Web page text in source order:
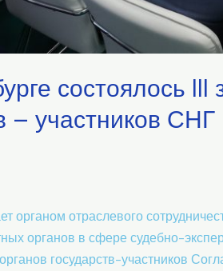
состоялось
– участников
органом отраслевого
органов в сфере судебно-
государств-участников